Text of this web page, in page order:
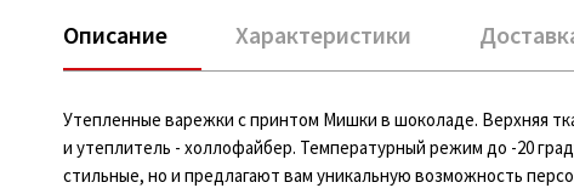
Описание Характеристики
Утепленные варежки с принтом Мишки в шоколаде. Верхняя
и утеплитель - холлофайбер. Температурный режим до -20
стильные, но и предлагают вам уникальную возможность